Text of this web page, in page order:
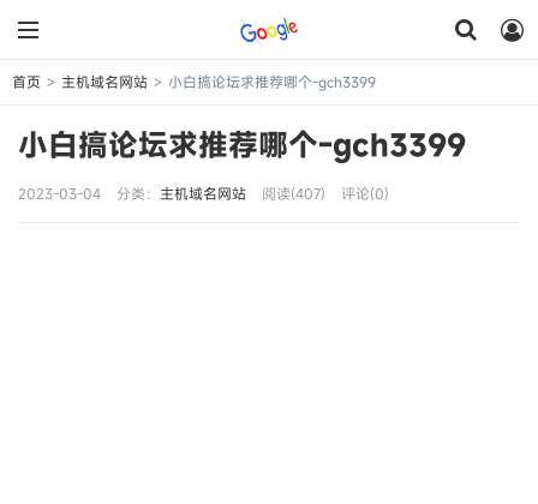
首页 > 主机域名网站 > 小白搞论坛求推荐哪个-gch3399
小白搞论坛求推荐哪个-gch3399
2023-03-04 分类： 主机域名网站 阅读(407) 评论(0)